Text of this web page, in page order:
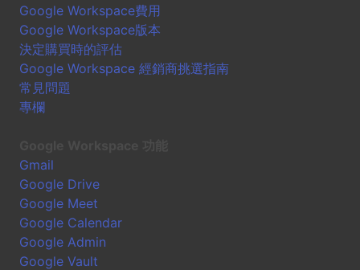
Google Workspace費用
Google Workspace版本
決定購買時的評估
Google Workspace 經銷商挑選指南
常見問題
專欄
Gmail
Google Drive
Google Meet
Google Calendar
Google Admin
Google Vault